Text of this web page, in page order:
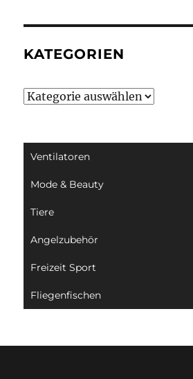
KATEGORIEN
Kategorien
Ventilatoren
Mode & Beauty
Tiere
Angelzubehör
Freizeit Sport
Fliegenfischen